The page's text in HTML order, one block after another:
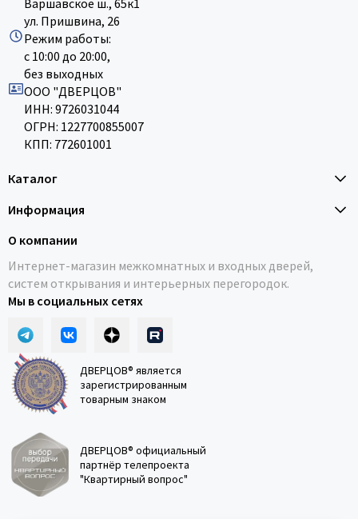
Варшавское ш., 65к1
ул. Пришвина, 26
Режим работы:
с 10:00 до 20:00,
без выходных
ООО "ДВЕРЦОВ"
ИНН: 9726031044
ОГРН: 1227700855007
КПП: 772601001
Каталог
Информация
О компании
Интернет-магазин межкомнатных и входных дверей,
систем открывания и интерьерных перегородок.
Мы в социальных сетях
ДВЕРЦОВ® является
зарегистрированным
товарным знаком
ДВЕРЦОВ® официальный
партнёр телепроекта
"Квартирный вопрос"